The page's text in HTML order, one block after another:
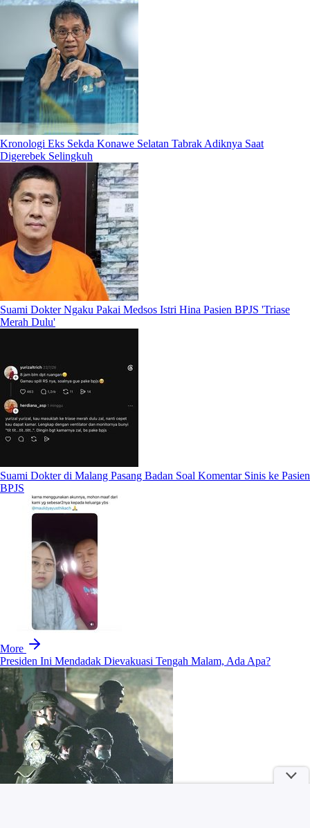
Kronologi Eks Sekda Konawe Selatan Tabrak Adiknya Saat
Digerebek Selingkuh
Suami Dokter Ngaku Pakai Medsos Istri Hina Pasien BPJS 'Triase
Merah Dulu'
Suami Dokter di Malang Pasang Badan Soal Komentar Sinis ke Pasien
BPJS
More
Presiden Ini Mendadak Dievakuasi Tengah Malam, Ada Apa?